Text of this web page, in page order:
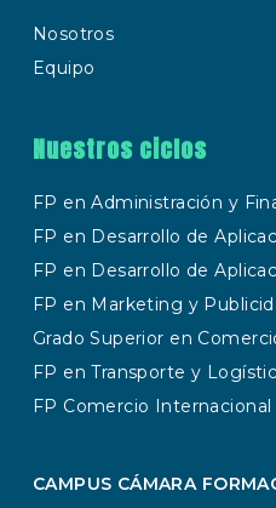
Nosotros
Equipo
Nuestros ciclos
FP en Administración y
FP en Desarrollo de
FP en Desarrollo de
FP en Marketing y
Grado Superior en
FP en Transporte y
FP Comercio
CAMPUS CÁMARA